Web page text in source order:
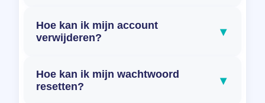
Hoe kan ik mijn account
verwijderen?
▾
Hoe kan ik mijn wachtwoord
resetten?
▾